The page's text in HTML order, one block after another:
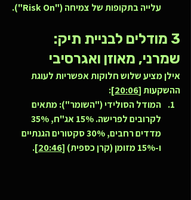
עלייה בתקופות של צמיחה ("Risk On").
3 מודלים לבניית תיק:
שמרני, מאוזן ואגרסיבי
אילן מציע שלוש חלוקות אפשריות לעוגת
ההשקעות [20:06
]:
המודל הסולידי ("השומר"): מתאים
מדדים רחבים, 30% סקטורים הגנתיים
ו-15% מזומן (קרן כספית) [
20:46
].